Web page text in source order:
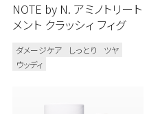
NOTE by N. アミノトリート
メント クラッシィ フィグ
ダメージケア しっとり
ツヤ
ウッディ